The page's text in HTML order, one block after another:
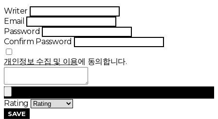
Writer
Email
Password
Confirm Password
개인정보 수집 및 이용에 동의합니다.
Rating
SAVE